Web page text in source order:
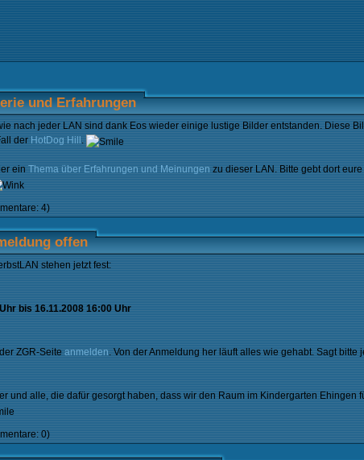
und Erfahrungen
nach jeder LAN sind dank Eos wieder einige lustige Bilder entstanden. Diese
der HotDog Hill .
ein Thema über Erfahrungen und Meinungen zu dieser LAN. Bitte gebt dort
4)
offen
stehen jetzt fest:
bis 16.11.2008 16:00 Uhr
ZGR-Seite anmelden. Von der Anmeldung her läuft alles wie gehabt. Sagt
und alle, die dafür gesorgt haben, dass wir den Raum im Kindergarten
0)